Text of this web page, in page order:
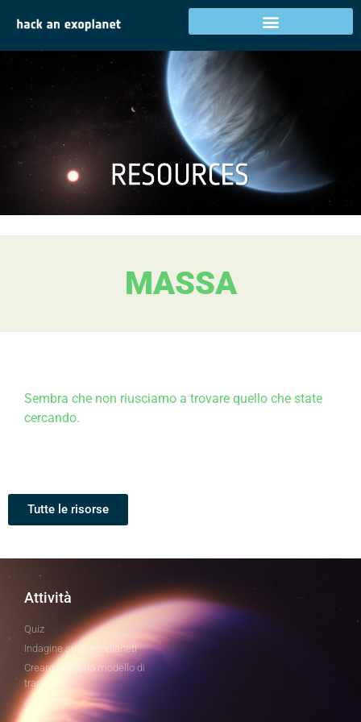
MASSA
Sembra che non riusciamo a trovare quello che state
cercando.
Tutte le risorse
Attività
Quiz
Indagine sugli esopianeti
Creare il proprio modello di
transito